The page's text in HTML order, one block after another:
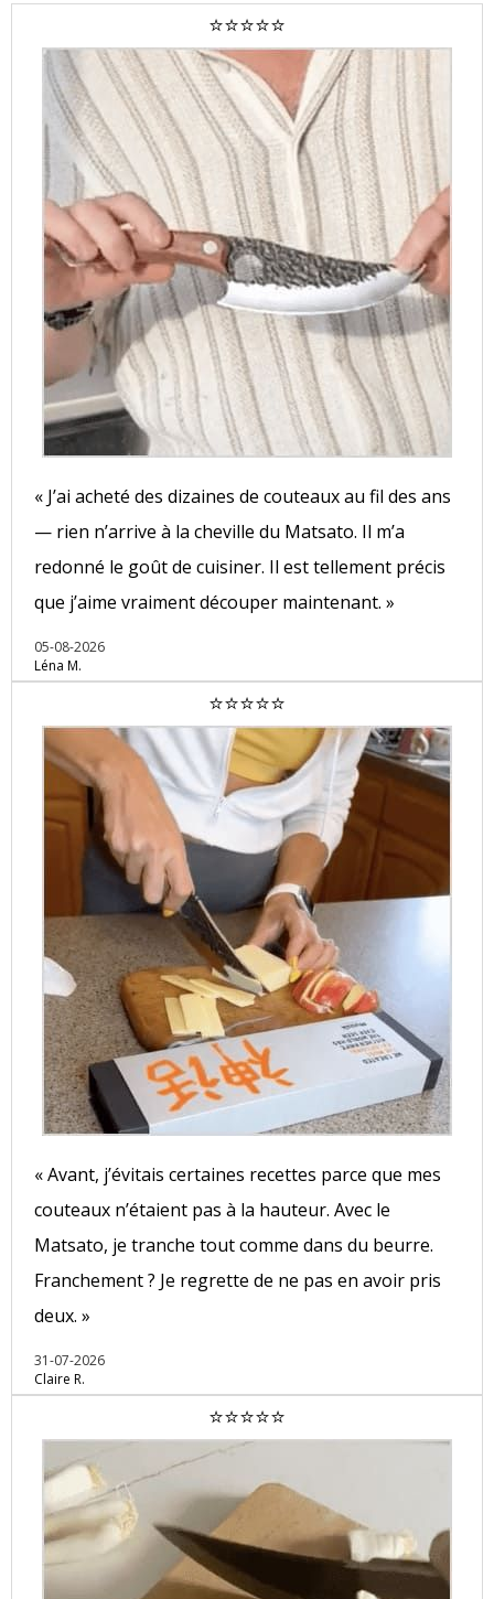
⭐⭐⭐⭐⭐
« J’ai acheté des dizaines de couteaux au fil des ans
— rien n’arrive à la cheville du Matsato. Il m’a
redonné le goût de cuisiner. Il est tellement précis
que j’aime vraiment découper maintenant. »
05-08-2026
Léna M.
⭐⭐⭐⭐⭐
« Avant, j’évitais certaines recettes parce que mes
couteaux n’étaient pas à la hauteur. Avec le
Matsato, je tranche tout comme dans du beurre.
Franchement ? Je regrette de ne pas en avoir pris
deux. »
31-07-2026
Claire R.
⭐⭐⭐⭐⭐